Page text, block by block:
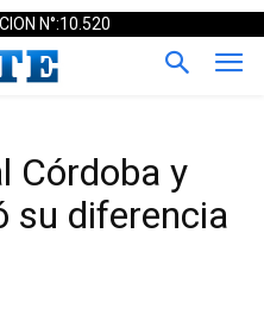
N°:10.520
Córdoba y
su diferencia